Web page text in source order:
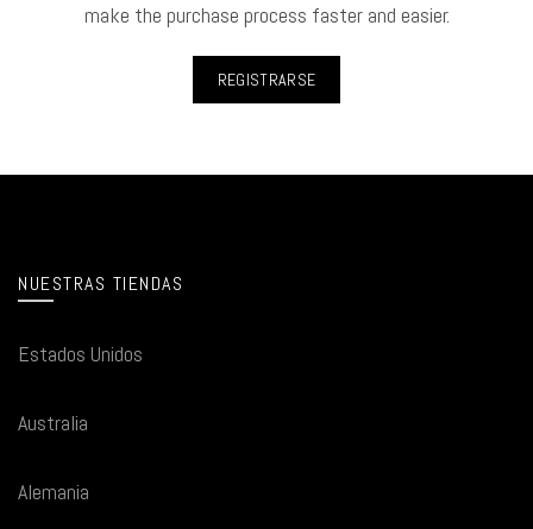
make the purchase process faster and easier.
REGISTRARSE
NUESTRAS TIENDAS
Estados Unidos
Australia
Alemania